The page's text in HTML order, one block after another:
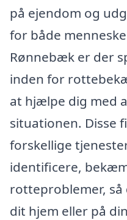
på ejendom og
for både
Rønnebæk er der
inden for
at hjælpe dig med
situationen. Disse
forskellige
identificere,
rotteproblemer,
dit hjem eller på